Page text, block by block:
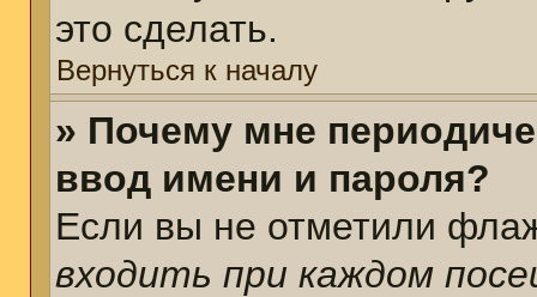
это сделать.
Вернуться к началу
» Почему мне
ввод имени и пароля?
Если вы не отметили
входить при каждом